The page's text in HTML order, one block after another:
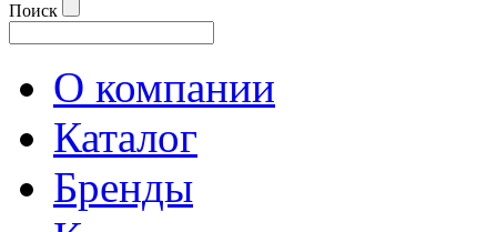
Поиск
О компании
Каталог
Бренды